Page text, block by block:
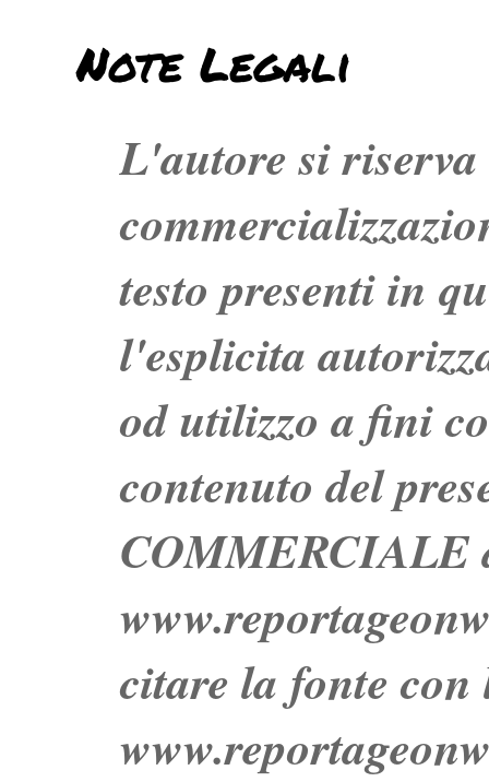
Note Legali
L'autore si
testo presenti in
l'esplicita
od utilizzo a fini
contenuto del
COMMERCIALE
citare la fonte